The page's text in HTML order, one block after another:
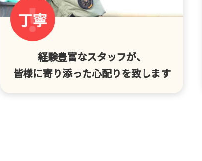
経験豊富なスタッフが、
皆様に寄り添った心配りを致します